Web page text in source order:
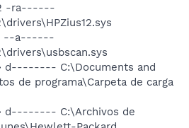
-ra------
--a------
d-------- C:\Documents and
de programa\Carpeta de carga
d-------- C:\Archivos de